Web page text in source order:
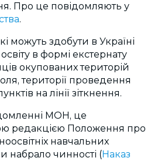
Про це повідомляють у
.
можуть здобути в Україні
в формі екстернату
окупованих територій
території проведення
на лінії зіткнення.
МОН, це
редакцією Положення про
навчальних
набрало чинності (Наказ